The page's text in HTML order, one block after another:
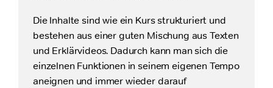
Die Inhalte sind wie ein Kurs strukturiert und
bestehen aus einer guten Mischung aus Texten
und Erklärvideos. Dadurch kann man sich die
einzelnen Funktionen in seinem eigenen Tempo
aneignen und immer wieder darauf
Verfahren angewendet hatte. Also rief ich die
entsprechenden Lektionen in derAcademy auf
und fand, weil sehr einfach strukturiert, auch
gleich das entsprechendeTutorial.